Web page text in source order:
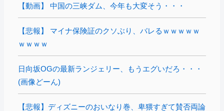
【動画】 中国の三峡ダム、今年も大変そう・・・
【悲報】 マイナ保険証のクソぶり、バレるｗｗｗｗｗ
ｗｗｗｗ
日向坂OGの最新ランジェリー、もうエグいだろ・・・
(画像どーん)
【悲報】ディズニーのおいなり巻、卑猥すぎて賛否両論